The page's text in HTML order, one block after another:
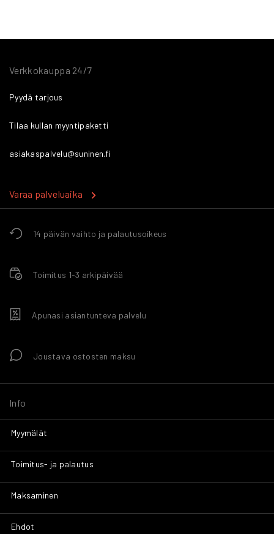
14 päivän vaihto ja palautusoikeus
Toimitus 1-3 arkipäivää
Apunasi asiantunteva palvelu
Joustava ostosten maksu
Info
Myymälät
Toimitus- ja palautus
Maksaminen
Ehdot
Verkkokauppa 24/7
Pyydä tarjous
Tilaa kullan myyntipaketti
asiakaspalvelu@suninen.fi
Varaa palveluaika